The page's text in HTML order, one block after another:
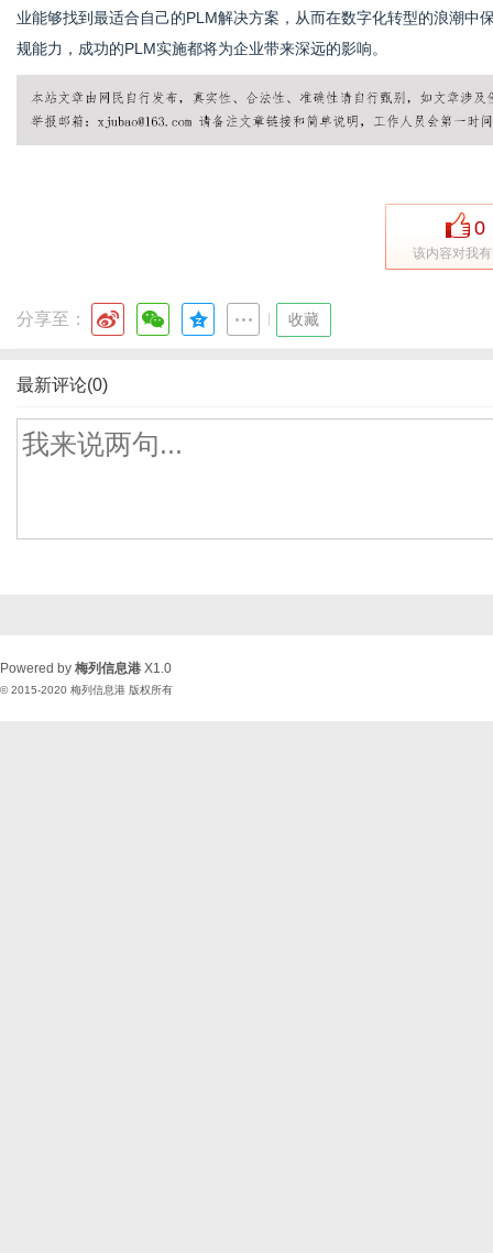
业能够找到最适合自己的PLM解决方案，从而在数字化转型的浪潮
规能力，成功的PLM实施都将为企业带来深远的影响。
0
该内容对我
分享至： 收藏
最新评论(0)
Powered by 梅列信息港 X1.0
© 2015-2020 梅列信息港 版权所有